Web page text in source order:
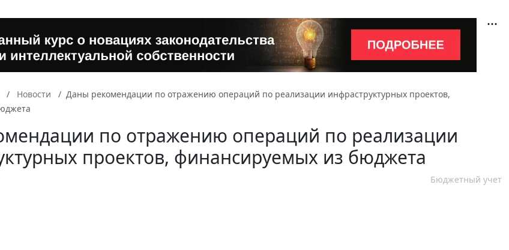
Новости
Даны рекомендации по отражению операций по реализации инфраструктурных проектов,
по отражению операций по реализации
проектов, финансируемых из бюджета
Бюджетный учет